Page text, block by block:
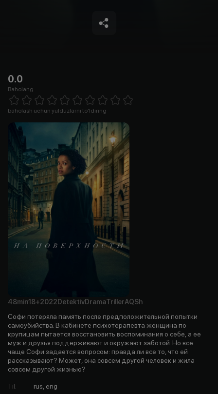
0.0
Baholang
1 Star 2 Stars 3 Stars 4 Stars5 Stars 6 Stars7 Stars8 Stars
baholash uchun yulduzlarni to'ldiring
48min18+2022 DetektivDramaTrillerAQSh
Софи потеряла память после предположительной попытки
самоубийства. В кабинете психотерапевта женщина по
крупицам пытается восстановить воспоминания о себе, а ее
муж и друзья поддерживают и окружают заботой. Но все
чаще Софи задается вопросом: правда ли все то, что ей
рассказывают? Может, она совсем другой человек и жила
совсем другой жизнью?
Til:
rus, eng